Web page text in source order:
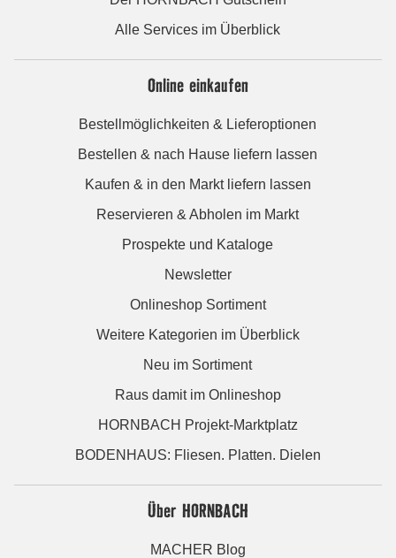
Alle Services im Überblick
Online einkaufen
Bestellmöglichkeiten & Lieferoptionen
Bestellen & nach Hause liefern lassen
Kaufen & in den Markt liefern lassen
Reservieren & Abholen im Markt
Prospekte und Kataloge
Newsletter
Onlineshop Sortiment
Weitere Kategorien im Überblick
Neu im Sortiment
Raus damit im Onlineshop
HORNBACH Projekt-Marktplatz
BODENHAUS: Fliesen. Platten. Dielen
Über HORNBACH
MACHER Blog